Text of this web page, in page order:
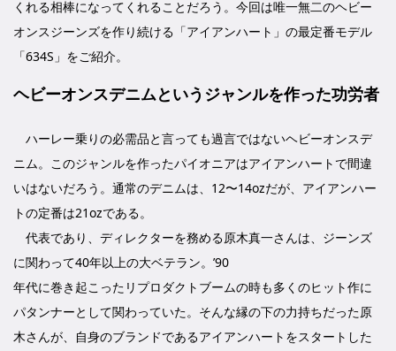
くれる相棒になってくれることだろう。今回は唯一無二のヘビー
オンスジーンズを作り続ける「アイアンハート」の最定番モデル
「634S」をご紹介。
ヘビーオンスデニムというジャンルを作った功労者
ハーレー乗りの必需品と言っても過言ではないヘビーオンスデ
ニム。このジャンルを作ったパイオニアはアイアンハートで間違
いはないだろう。通常のデニムは、12〜14ozだが、アイアンハー
トの定番は21ozである。
代表であり、ディレクターを務める原木真一さんは、ジーンズ
に関わって40年以上の大ベテラン。’90
年代に巻き起こったリプロダクトブームの時も多くのヒット作に
パタンナーとして関わっていた。そんな縁の下の力持ちだった原
木さんが、自身のブランドであるアイアンハートをスタートした